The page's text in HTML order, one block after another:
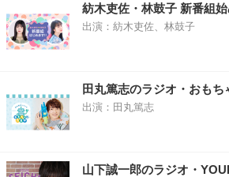
紡木吏佐・林鼓子 新番組
出演：紡木吏佐、林鼓子
田丸篤志のラジオ・おもち
出演：田丸篤志
山下誠一郎のラジオ・